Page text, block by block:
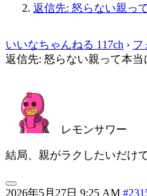
返信先: 怒らない親っ
いいなちゃんねる 117ch › フ
返信先: 怒らない親って本
2026年5月27日 9:25 AM
レモンサワー
結局、親がラクしたいだけ